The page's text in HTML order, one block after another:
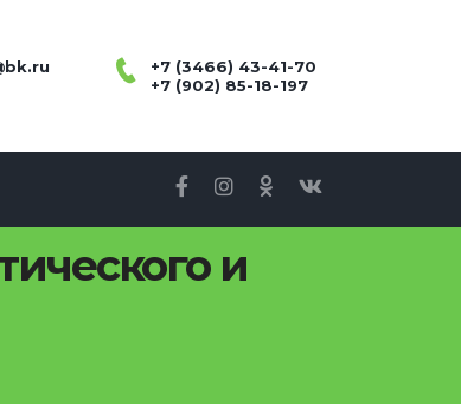
+7 (3466) 43-41-70
+7 (902) 85-18-197
и